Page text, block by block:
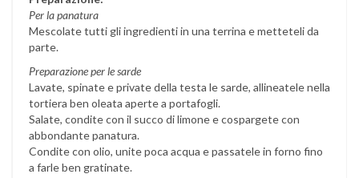
Per la panatura
Mescolate tutti gli ingredienti in una terrina e metteteli da
parte.
Preparazione per le sarde
Lavate, spinate e private della testa le sarde, allineatele nella
tortiera ben oleata aperte a portafogli.
Salate, condite con il succo di limone e cospargete con
abbondante panatura.
Condite con olio, unite poca acqua e passatele in forno fino
a farle ben gratinate.